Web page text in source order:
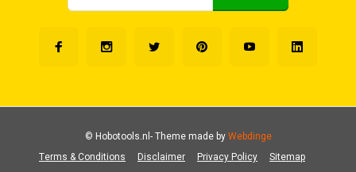
Terms & Conditions Disclaimer Privacy Policy Sitemap
© Hobotools.nl- Theme made byWebdinge